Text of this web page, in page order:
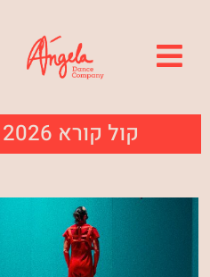
קול קורא 2026